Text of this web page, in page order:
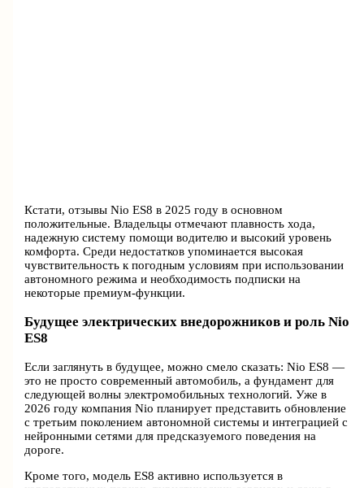
Кстати, отзывы Nio ES8 в 2025 году в основном
положительные. Владельцы отмечают плавность хода,
надежную систему помощи водителю и высокий уровень
комфорта. Среди недостатков упоминается высокая
чувствительность к погодным условиям при использовании
автономного режима и необходимость подписки на
некоторые премиум-функции.
Будущее электрических внедорожников и роль Nio
ES8
Если заглянуть в будущее, можно смело сказать: Nio ES8 —
это не просто современный автомобиль, а фундамент для
следующей волны электромобильных технологий. Уже в
2026 году компания Nio планирует представить обновление
с третьим поколением автономной системы и интеграцией с
нейронными сетями для предсказуемого поведения на
дороге.
Кроме того, модель ES8 активно используется в